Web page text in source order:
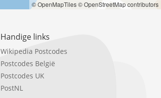
© OpenMapTiles© OpenStreetMap contributors
Handige links
Wikipedia Postcodes
Postcodes België
Postcodes UK
PostNL